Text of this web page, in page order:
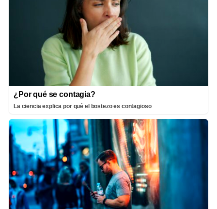
¿Por qué se contagia?
La ciencia explica por qué el bostezo es contagioso